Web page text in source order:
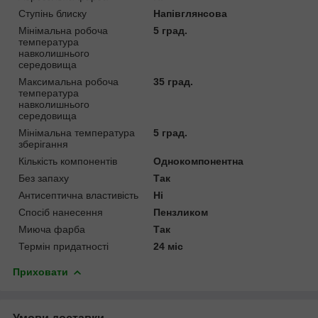
Ступінь блиску
Напівглянсова
Мінімальна робоча
температура
навколишнього
середовища
5 град.
Максимальна робоча
температура
навколишнього
середовища
35 град.
Мінімальна температура
зберігання
5 град.
Кількість компонентів
Однокомпонентна
Без запаху
Так
Антисептична властивість
Ні
Спосіб нанесення
Пензликом
Миюча фарба
Так
Термін придатності
24 міс
Приховати